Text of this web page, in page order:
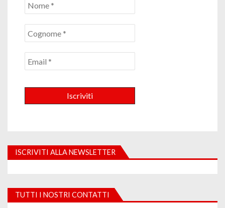
ISCRIVITI ALLA NEWSLETTER
TUTTI I NOSTRI CONTATTI